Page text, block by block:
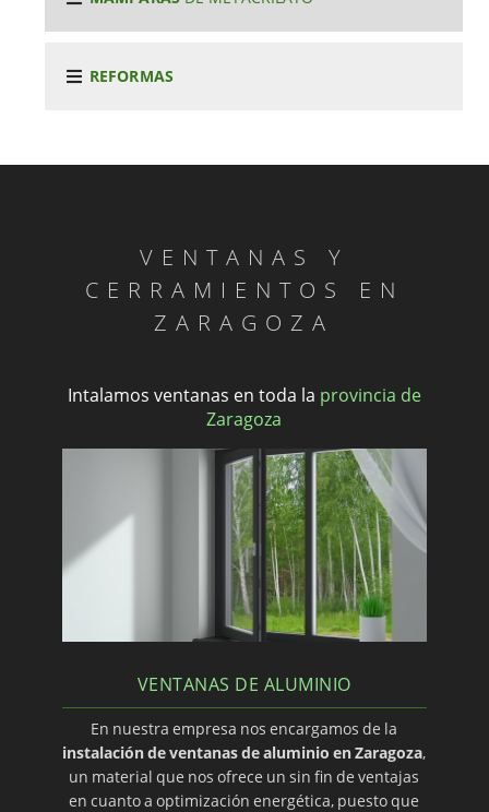
REFORMAS
VENTANAS Y
CERRAMIENTOS EN
ZARAGOZA
Intalamos ventanas en toda la provincia de
Zaragoza
VENTANAS DE ALUMINIO
En nuestra empresa nos encargamos de la
instalación de ventanas de aluminio en Zaragoza,
un material que nos ofrece un sin fin de ventajas
en cuanto a optimización energética, puesto que